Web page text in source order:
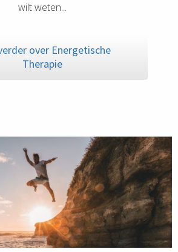
wilt weten...
over Energetische
Therapie